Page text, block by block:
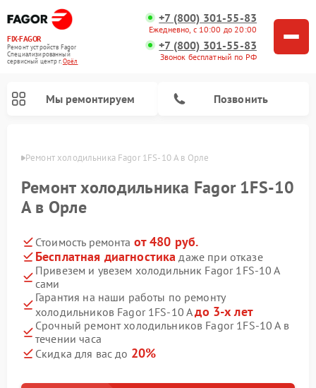
FIX-FAGOR
Ремонт устройств Fagor
Специализированный
cервисный центр г.Орёл
+7 (800) 301-55-83
Ежедневно, с 10:00 до 20:00
+7 (800) 301-55-83
Звонок бесплатный по РФ
Мы ремонтируем Позвонить
Ремонт холодильника Fagor 1FS-10 A в Орле
Ремонт холодильника Fagor 1FS-10
A в Орле
Стоимость ремонта от 480 руб.
Бесплатная диагностика даже при отказе
Привезем и увезем холодильник Fagor 1FS-10 A
сами
Гарантия на наши работы по ремонту
холодильников Fagor 1FS-10 Aдо 3-х лет
Срочный ремонт холодильников Fagor 1FS-10 A в
течении часа
Скидка для вас до 20%